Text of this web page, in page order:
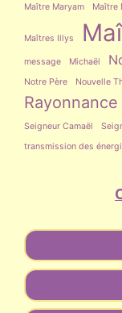
Maître Maryam Maître
Maîtres Illys
message Michaël
Notre Père Nouvelle
Seigneur Camaël
transmission des